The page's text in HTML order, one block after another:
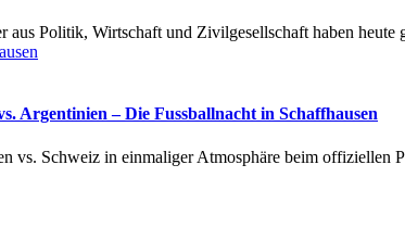
aus Politik, Wirtschaft und Zivilgesellschaft haben
Argentinien – Die Fussballnacht in Schaffhausen
vs. Schweiz in einmaliger Atmosphäre beim